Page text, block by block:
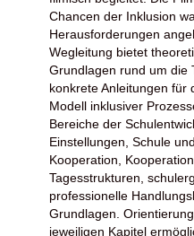
Chancen der Inklusion
Herausforderungen
Wegleitung bietet
Grundlagen rund um die
konkrete Anleitungen für
Modell inklusiver
Bereiche der
Einstellungen, Schule
Kooperation,
Tagesstrukturen,
professionelle
Grundlagen.
jeweiligen Kapitel